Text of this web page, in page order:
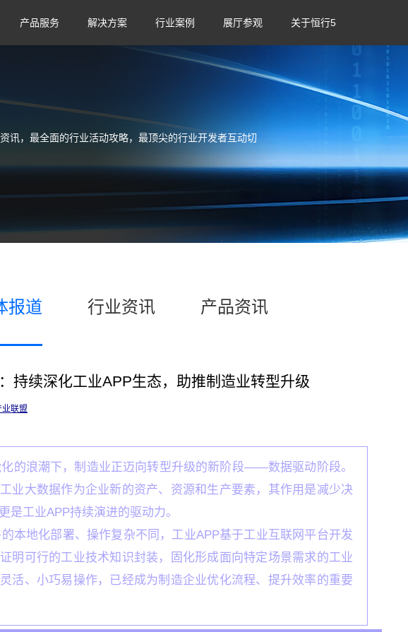
产品服务 解决方案 行业案例 展厅参观 关于恒行5
讯，最全面的行业活动攻略，最顶尖的行业开发者互动切
报道 行业资讯 产品资讯
持续深化工业APP生态，助推制造业转型升级
联盟
的浪潮下，制造业正迈向转型升级的新阶段——数据驱动阶段。
业大数据作为企业新的资产、资源和生产要素，其作用是减少决
是工业APP持续演进的驱动力。
本地化部署、操作复杂不同，工业APP基于工业互联网平台开发
明可行的工业技术知识封装，固化形成面向特定场景需求的工业
活、小巧易操作，已经成为制造企业优化流程、提升效率的重要